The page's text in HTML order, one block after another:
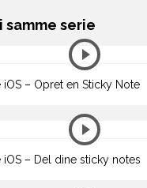
samme serie
iOS – Opret en Sticky Note
iOS – Del dine sticky notes